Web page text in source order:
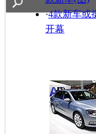
·4款新车或
开幕